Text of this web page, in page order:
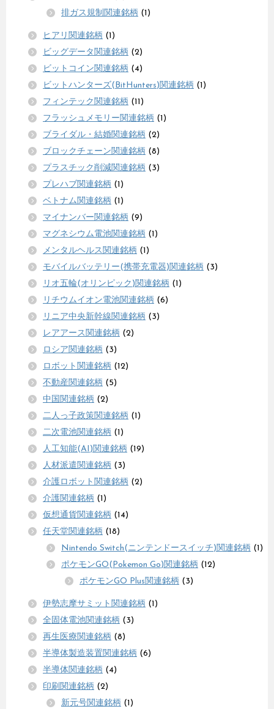
排ガス規制関連銘柄 (1)
ヒアリ関連銘柄 (1)
ビッグデータ関連銘柄 (2)
ビットコイン関連銘柄 (4)
ビットハンターズ(BitHunters)関連銘柄 (1)
フィンテック関連銘柄 (11)
フラッシュメモリー関連銘柄 (1)
ブライダル・結婚関連銘柄 (2)
ブロックチェーン関連銘柄 (8)
プラスチック削減関連銘柄 (3)
プレハブ関連銘柄 (1)
ベトナム関連銘柄 (1)
マイナンバー関連銘柄 (9)
マグネシウム電池関連銘柄 (1)
メンタルヘルス関連銘柄 (1)
モバイルバッテリー(携帯充電器)関連銘柄 (3)
リオ五輪(オリンピック)関連銘柄 (1)
リチウムイオン電池関連銘柄 (6)
リニア中央新幹線関連銘柄 (3)
レアアース関連銘柄 (2)
ロシア関連銘柄 (3)
ロボット関連銘柄 (12)
不動産関連銘柄 (5)
中国関連銘柄 (2)
二人っ子政策関連銘柄 (1)
二次電池関連銘柄 (1)
人工知能(AI)関連銘柄 (19)
人材派遣関連銘柄 (3)
介護ロボット関連銘柄 (2)
介護関連銘柄 (1)
仮想通貨関連銘柄 (14)
任天堂関連銘柄 (18)
Nintendo Switch(ニンテンドースイッチ)関連銘柄 (1)
ポケモンGO(Pokemon Go)関連銘柄 (12)
ポケモンGO Plus関連銘柄 (3)
伊勢志摩サミット関連銘柄 (1)
全固体電池関連銘柄 (3)
再生医療関連銘柄 (8)
半導体製造装置関連銘柄 (6)
半導体関連銘柄 (4)
印刷関連銘柄 (2)
新元号関連銘柄 (1)